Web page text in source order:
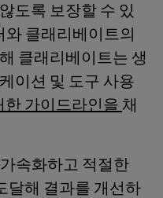
도록 보장할 수 있
와 클래리베이트의
클래리베이트는 생
이션 및 도구 사용
한 가이드라인을 채
속화하고 적절한
달해 결과를 개선하